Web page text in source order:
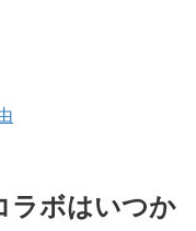
ラボはいつか